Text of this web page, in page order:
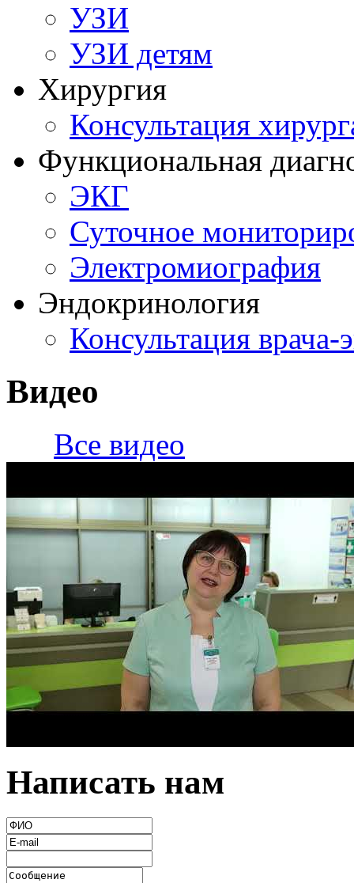
УЗИ
УЗИ детям
Хирургия
Консультация
Функциональная
ЭКГ
Суточное
Электромиография
Эндокринология
Консультация врача-
Видео
Все видео
Написать нам